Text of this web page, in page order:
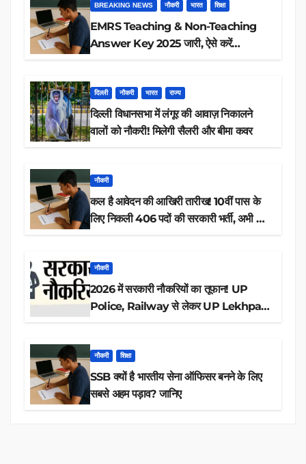
BREAKING NEWS नौकरी भारत शिक्षा
EMRS Teaching & Non-Teaching
Answer Key 2025 जारी, ऐसे करें
दिल्ली नौकरी भारत राज्य
दिल्ली विधानसभा में लंगूर की आवाज़ निकालने
वालों को नौकरी! मिलेगी सैलरी और बीमा कवर
नौकरी
कल है आवेदन की आखिरी तारीख! 10वीं पास के
लिए निकली 406 पदों की सरकारी भर्ती, अभी करें
नौकरी
2026 में सरकारी नौकरियों का तूफान! UP
Police, Railway से लेकर UP Lekhpal
नौकरी शिक्षा
SSB क्यों है भारतीय सेना ऑफिसर बनने के लिए
सबसे अहम पड़ाव? जानिए